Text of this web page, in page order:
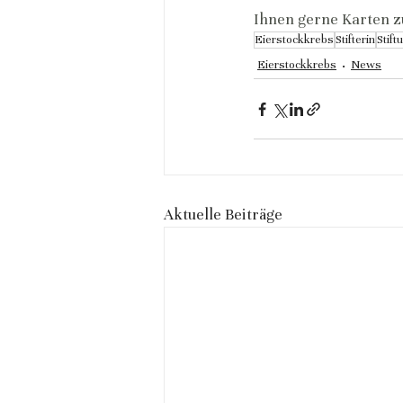
Ihnen gerne Karten
EierstockkrebsStifterin
Eierstockkrebs
News
Aktuelle Beiträge